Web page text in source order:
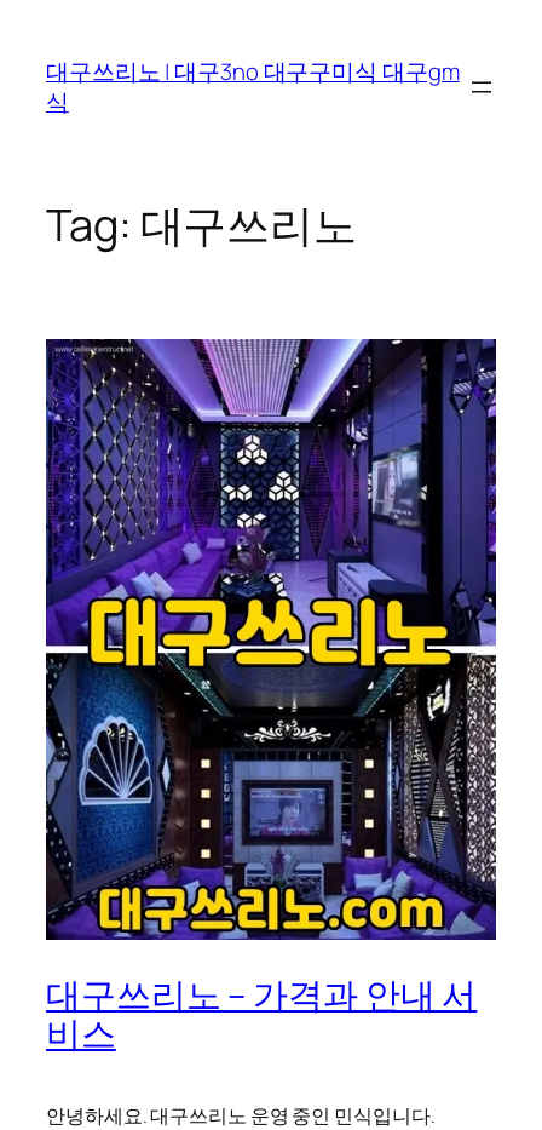
content
대구쓰리노 | 대구3no 대구구미식 대구gm
식
Tag: 대구쓰리노
대구쓰리노 – 가격과 안내 서
비스
안녕하세요. 대구쓰리노 운영 중인 민식입니다.